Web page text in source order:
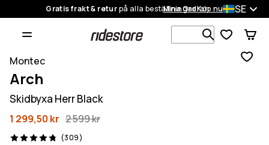
Gratis frakt & returpå alla beställningarKöp nu
Mina Ordrar SE
Sök bland
Montec
Arch
Skidbyxa Herr Black
1 299,50 kr 2 599 kr
(309)
309 recensioner, 4.8/5